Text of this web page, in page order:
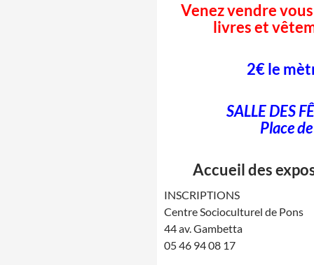
Venez vendre
livres et
2€ le
SALLE DES
Place
Accueil des
INSCRIPTIONS
Centre Socioculturel de Pons
44 av. Gambetta
05 46 94 08 17